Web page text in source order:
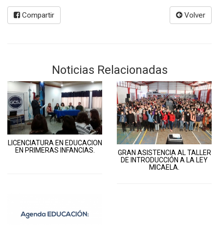
Compartir Volver
Noticias Relacionadas
LICENCIATURA EN EDUCACION
EN PRIMERAS INFANCIAS.
GRAN ASISTENCIA AL TALLER
DE INTRODUCCIÓN A LA LEY
MICAELA.